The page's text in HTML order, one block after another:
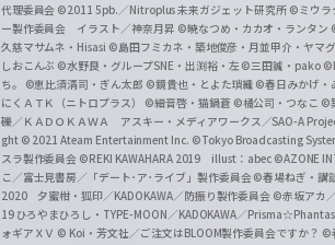
代理委員会 ©2011 5pb.／Nitroplus 未来ガジェット研究所 ©ミウラ
ー製作委員会 イラスト／神奈月昇 ©暁なつめ・カカオ・ランタン
久慈マサムネ・Hisasi ©島田フミカネ・築地俊彦・月並甲介・ヤマ
しおこんぶ ©水野良・グループSNE・出渕裕・左 ©三田誠・pako
ち。
©恵比須清司・ぎん太郎 ©鏡貴也・とよた瑣織 ©春日みかげ・
にくＡＴＫ（ニトロプラス） ©細音啓・猫鍋蒼 ©橘公司・つなこ ©
礫／ＫＡＤＯＫＡＷＡ アスキー・メディアワークス／SAO-A
ght © 2021 Ateam Entertainment Inc. ©Tokyo Broadcasting
スラ製作委員会 ©REKI KAWAHARA 2019 illust：abec ©AZONE
こ／富士見書房／「デート･ア･ライブ」製作委員会©春場ねぎ・講
2020 夕蜜柑・狐印／KADOKAWA／防振り製作委員会 ©赤坂アカ
19 ひろやまひろし・TYPE-MOON／KADOKAWA／
ォギアＸＶ © Koi・芳文社／ご注文はBLOOM製作委員会ですか？ ©